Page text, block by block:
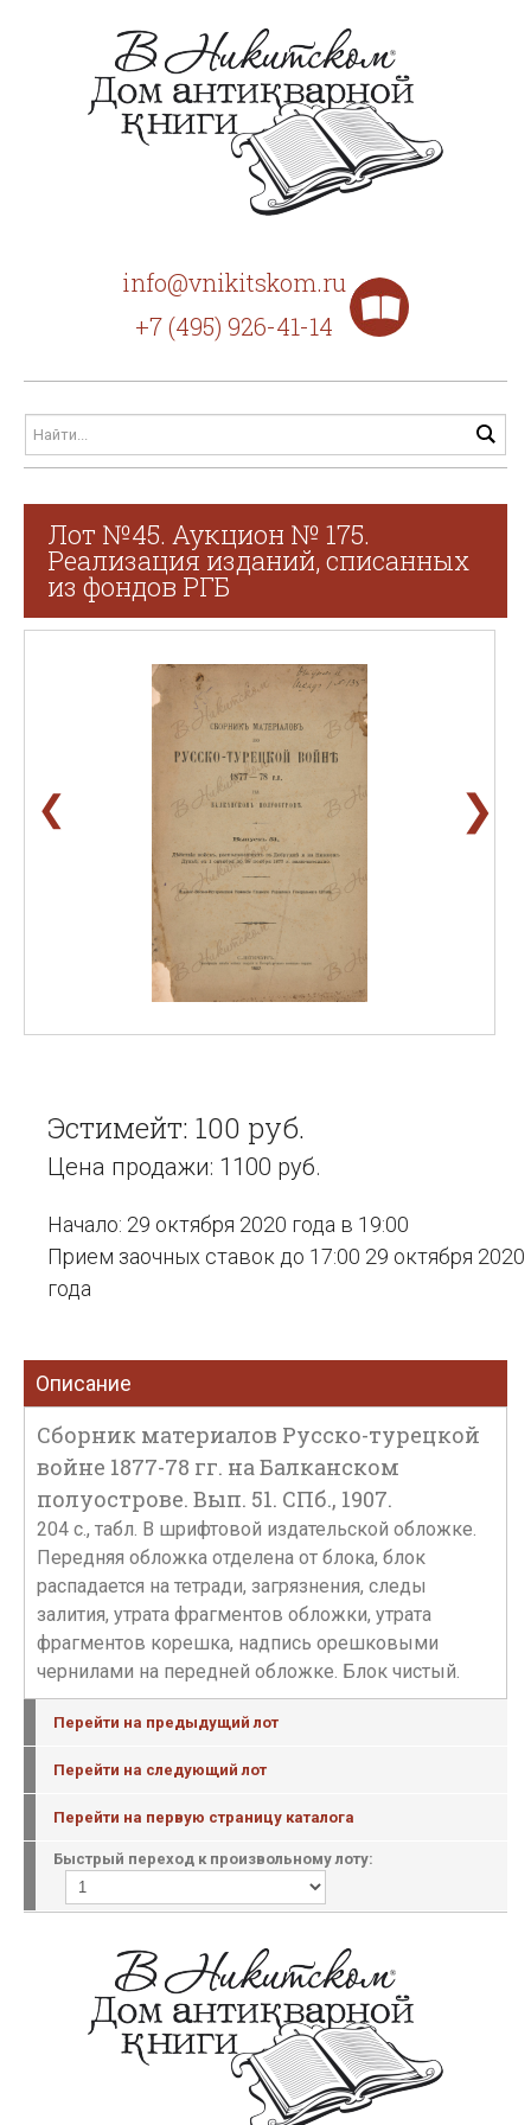
info@vnikitskom.ru
+7 (495) 926-41-14
Лот №45. Аукцион № 175.
Реализация изданий, списанных
из фондов РГБ
❮ ❯
Эстимейт: 100 руб.
Цена продажи: 1100 руб.
Начало: 29 октября 2020 года в 19:00
Прием заочных ставок до 17:00 29 октября 2020
года
Описание
Сборник материалов Русско-турецкой
войне 1877-78 гг. на Балканском
полуострове. Вып. 51. СПб., 1907.
204 с., табл. В шрифтовой издательской обложке.
Передняя обложка отделена от блока, блок
распадается на тетради, загрязнения, следы
залития, утрата фрагментов обложки, утрата
фрагментов корешка, надпись орешковыми
чернилами на передней обложке. Блок чистый.
Перейти на предыдущий лот
Перейти на следующий лот
Перейти на первую страницу каталога
Быстрый переход к произвольному лоту: